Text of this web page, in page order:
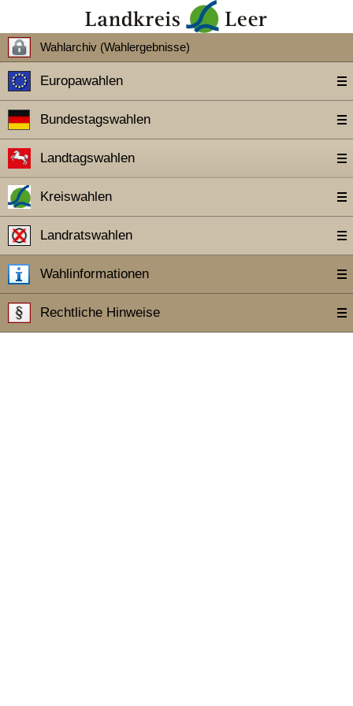
Wahlarchiv (Wahlergebnisse)
Europawahlen
Bundestagswahlen
Landtagswahlen
Kreiswahlen
Landratswahlen
Wahlinformationen
Rechtliche Hinweise